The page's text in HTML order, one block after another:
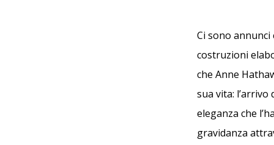
Ci sono annunci
costruzioni
che Anne
sua vita:
eleganza che
gravidanza